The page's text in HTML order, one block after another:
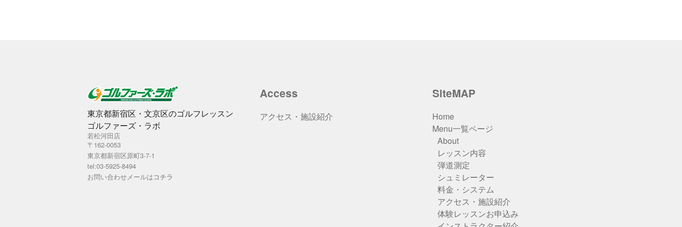
東京都新宿区・文京区のゴルフレッスン
ゴルファーズ・ラボ
若松河田店
〒162-0053
東京都新宿区原町3-7-1
tel:03-5925-8494
お問い合わせメールはコチラ
Access
アクセス・施設紹介
SiteMAP
Home
Menu一覧ページ
About
レッスン内容
弾道測定
シュミレーター
料金・システム
アクセス・施設紹介
体験レッスンお申込み